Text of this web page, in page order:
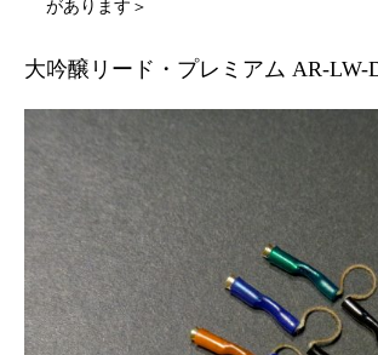
があります＞
大吟醸リード・プレミアム AR-LW-